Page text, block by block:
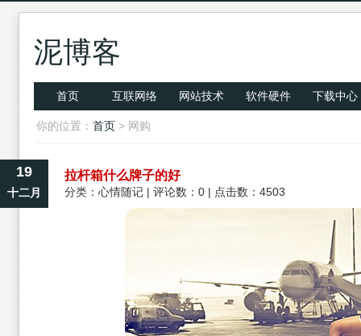
泥博客
首页 互联网络 网站技术 软件硬件 下载中心
你的位置： 首页 > 网购
19
十二月
拉杆箱什么牌子的好
分类： 心情随记 | 评论数：0 | 点击数：4503